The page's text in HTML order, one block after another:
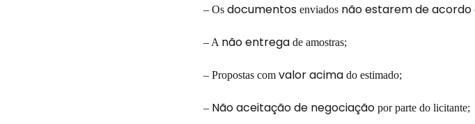
– Osdocumentos enviados não estarem de acordo
– A não entrega de amostras;
– Propostas comvalor acima do estimado;
– Não aceitação de negociação por parte do licitante;